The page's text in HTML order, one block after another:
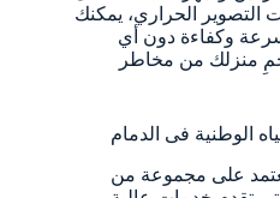
التصوير الحراري، يمكنك
وكفاءة دون أي
منزلك من مخاطر
الوطنية فى الدمام
على مجموعة من